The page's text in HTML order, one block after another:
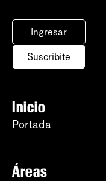
Ingresar
Suscribite
Inicio
Portada
Áreas